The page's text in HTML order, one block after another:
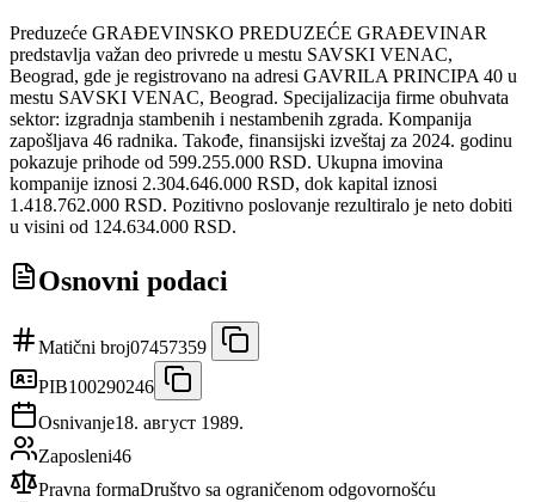
Preduzeće GRAĐEVINSKO PREDUZEĆE GRAĐEVINAR
predstavlja važan deo privrede u mestu SAVSKI VENAC,
Beograd, gde je registrovano na adresi GAVRILA PRINCIPA 40 u
mestu SAVSKI VENAC, Beograd. Specijalizacija firme obuhvata
sektor: izgradnja stambenih i nestambenih zgrada. Kompanija
zapošljava 46 radnika. Takođe, finansijski izveštaj za 2024. godinu
pokazuje prihode od 599.255.000 RSD. Ukupna imovina
kompanije iznosi 2.304.646.000 RSD, dok kapital iznosi
1.418.762.000 RSD. Pozitivno poslovanje rezultiralo je neto dobiti
u visini od 124.634.000 RSD.
Osnovni podaci
Matični broj07457359
PIB100290246
Osnivanje18. август 1989.
Zaposleni46
Pravna formaDruštvo sa ograničenom odgovornošću